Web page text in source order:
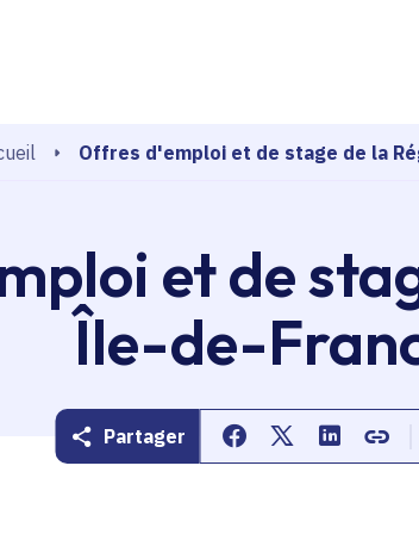
Offres d'emploi et de stage de la
et de
Île-de-
Partager Partager sur Facebook
Partager sur
Partager